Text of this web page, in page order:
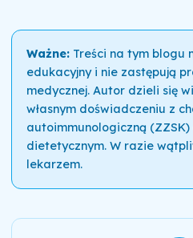
Ważne:Treści na tym blogu
edukacyjny i nie zastępują
medycznej. Autor dzieli się
własnym doświadczeniu z
autoimmunologiczną
dietetycznym. W razie
lekarzem.